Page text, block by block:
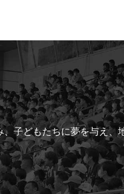
子どもたちに夢を与え、